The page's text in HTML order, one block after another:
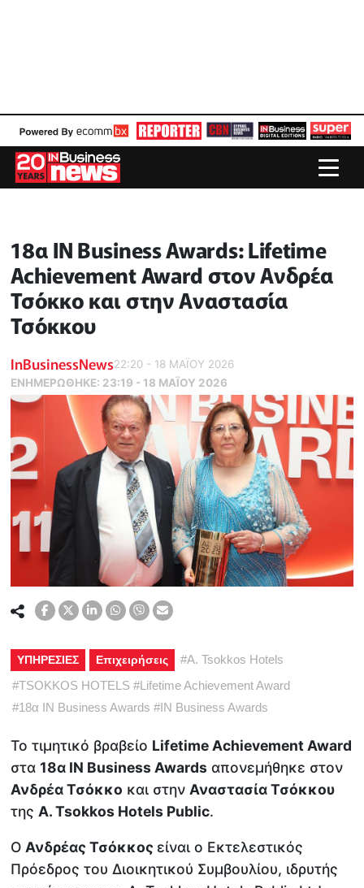
18α IN Business Awards: Lifetime
Achievement Award στον Ανδρέα
Τσόκκο και στην Αναστασία
Τσόκκου
InBusinessNews22:20 - 18 ΜΑΪ́ΟΥ 2026
ΕΝΗΜΕΡΏΘΗΚΕ: 23:19 - 18 ΜΑΪ́ΟΥ 2026
ΥΠΗΡΕΣΙΕΣ Επιχειρήσεις #A. Tsokkos Hotels
#TSOKKOS HOTELS #Lifetime Achievement Award
#18α IN Business Awards #IN Business Awards
Το τιμητικό βραβείο Lifetime Achievement Award
στα18α IN Business Awards απονεμήθηκε στον
Ανδρέα Τσόκκο και στην Αναστασία Τσόκκου
της A. Tsokkos Hotels Public.
Ο Ανδρέας Τσόκκοςείναι ο Εκτελεστικός
Πρόεδρος του Διοικητικού Συμβουλίου, ιδρυτής